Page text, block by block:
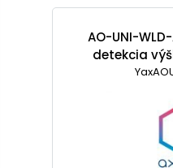
AO-UNI-
detekcia